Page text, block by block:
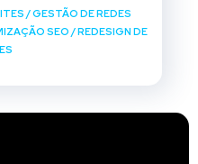
/GESTÃO DE REDES
SEO /REDESIGN DE